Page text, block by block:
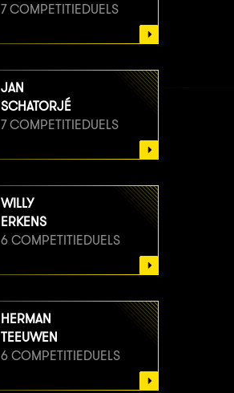
7 COMPETITIEDUELS
JAN
SCHATORJÉ
7 COMPETITIEDUELS
WILLY
ERKENS
6 COMPETITIEDUELS
HERMAN
TEEUWEN
6 COMPETITIEDUELS